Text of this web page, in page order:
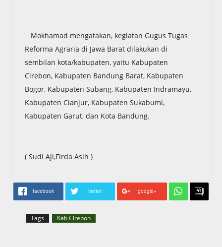
Mokhamad mengatakan, kegiatan Gugus Tugas
Reforma Agraria di Jawa Barat dilakukan di
sembilan kota/kabupaten, yaitu Kabupaten
Cirebon, Kabupaten Bandung Barat, Kabupaten
Bogor, Kabupaten Subang, Kabupaten Indramayu,
Kabupaten Cianjur, Kabupaten Sukabumi,
Kabupaten Garut, dan Kota Bandung.
( Sudi Aji,Firda Asih )
facebook twitter google+
Tags Kab Cirebon